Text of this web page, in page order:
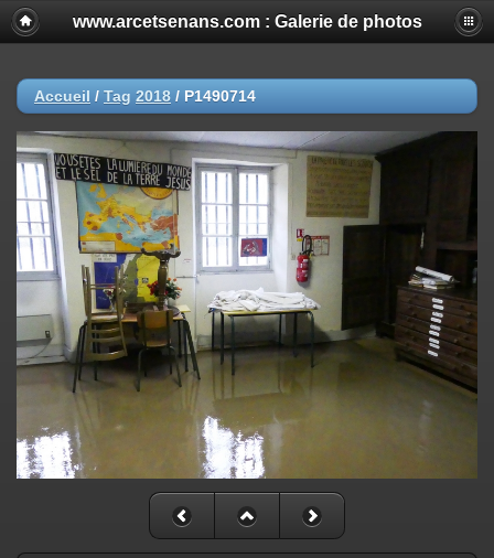
www.arcetsenans.com : Galerie de photos
Accueil / Tag 2018 / P1490714